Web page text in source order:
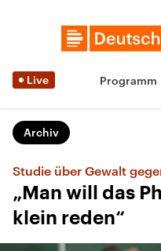
Live Programm
Archiv
Studie über Gewalt
„Man will das
klein reden“